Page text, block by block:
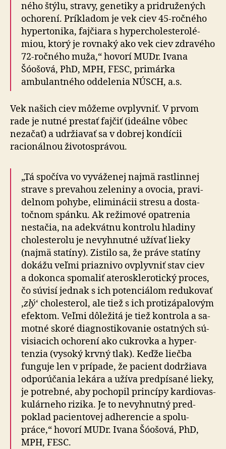
ného štýlu, stravy, ge­ne­tiky a pri­dru­že­ných
ocho­rení. Príkladom je vek ciev 45-roč­ného
hyper­to­nika, fajčiara s hyper­cho­les­te­ro­lé­
miou, ktorý je rovnaký ako vek ciev zdravého
72-ročného muža,“ hovorí MUDr. Ivana
Šóošová, PhD, MPH, FESC, primárka
ambulantného oddelenia NÚSCH, a.s.
Vek našich ciev môžeme ovplyvniť. V prvom
rade je nutné prestať fajčiť (ideálne vôbec
nezačať) a udržiavať sa v dobrej kondícii
racionálnou živo­to­správou.
„Tá spočíva vo vyváženej najmä rastlinnej
strave s pre­vahou zeleniny a ovocia, pra­vi­
del­nom pohybe, eli­mi­nácii stresu a dosta­
točnom spánku. Ak režimové opatrenia
nestačia, na adek­vátnu kontrolu hladiny
cholesterolu je ne­vyhnut­né užívať lieky
(najmä statíny). Zistilo sa, že práve statíny
dokážu veľmi priaznivo ovplyvniť stav ciev
a do­konca spo­maliť ate­ro­skle­ro­tický proces,
čo súvisí jednak s ich poten­ciálom re­du­kovať
‚zlý‘ cholesterol, ale tiež s ich proti­zá­pa­lovým
efektom. Veľmi dôležitá je tiež kontrola a sa­
motné skoré diag­nos­ti­ko­vanie ostatných sú­
vi­siacich ocho­rení ako cukrovka a hyper­
tenzia (vysoký krvný tlak). Keďže liečba
funguje len v prípade, že pacient dodržiava
od­po­rú­čania lekára a užíva pred­pí­sané lieky,
je potrebné, aby pochopil princípy kar­dio­vas­
ku­lár­neho rizika. Je to nevyhnutný pred­
poklad pacientovej ad­he­rencie a spolu­
práce,“ hovorí MUDr. Ivana Šóošová, PhD,
MPH, FESC.